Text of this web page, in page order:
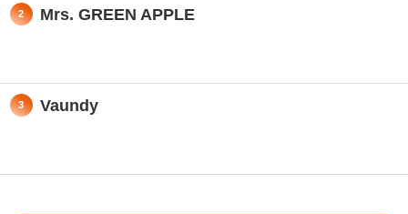
2 Mrs. GREEN APPLE
3 Vaundy